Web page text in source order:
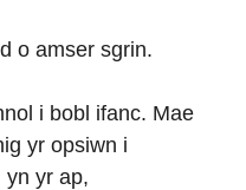
o amser sgrin.
i bobl ifanc. Mae
yr opsiwn i
yn yr ap,